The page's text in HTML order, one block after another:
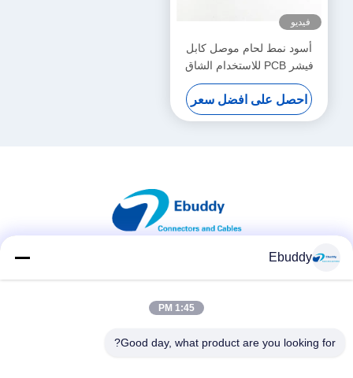
فيديو
أسود نمط لحام موصل كابل
فيشر PCB للاستخدام الشاق
احصل على افضل سعر
اتصال سريع
Ebuddy
1:45 PM
Good day, what product are you looking for?